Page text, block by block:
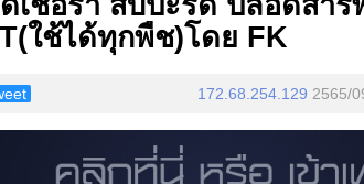
ใช้ได้ทุกพืช)โดย FK
172.68.254.129 2565/